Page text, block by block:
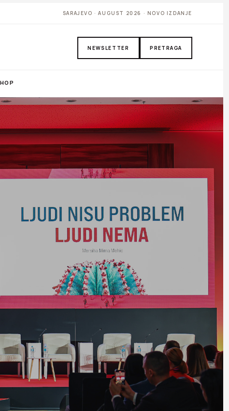
SARAJEVO · AUGUST 2026 · NOVO IZDANJE
NEWSLETTER PRETRAGA